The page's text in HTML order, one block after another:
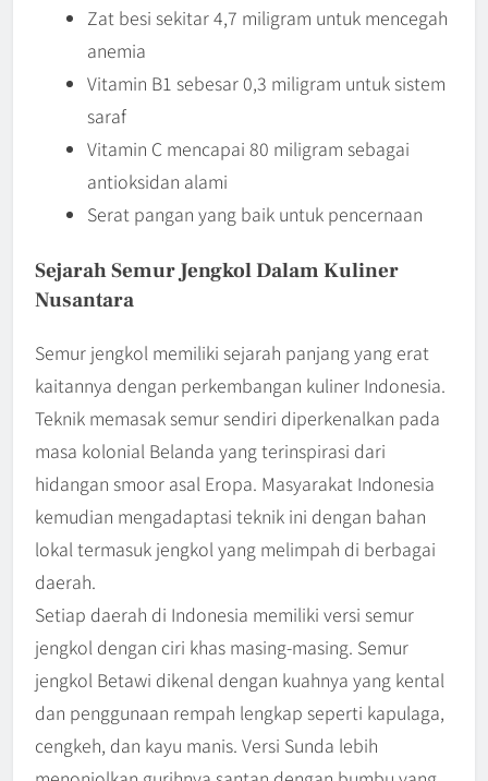
Zat besi sekitar 4,7 miligram untuk mencegah
anemia
Vitamin B1 sebesar 0,3 miligram untuk sistem
saraf
Vitamin C mencapai 80 miligram sebagai
antioksidan alami
Serat pangan yang baik untuk pencernaan
Sejarah Semur Jengkol Dalam Kuliner
Nusantara
Semur jengkol memiliki sejarah panjang yang erat
kaitannya dengan perkembangan kuliner Indonesia.
Teknik memasak semur sendiri diperkenalkan pada
masa kolonial Belanda yang terinspirasi dari
hidangan smoor asal Eropa. Masyarakat Indonesia
kemudian mengadaptasi teknik ini dengan bahan
lokal termasuk jengkol yang melimpah di berbagai
daerah.
Setiap daerah di Indonesia memiliki versi semur
jengkol dengan ciri khas masing-masing. Semur
jengkol Betawi dikenal dengan kuahnya yang kental
dan penggunaan rempah lengkap seperti kapulaga,
cengkeh, dan kayu manis. Versi Sunda lebih